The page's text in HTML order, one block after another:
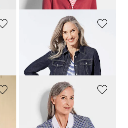
Veste en jean aux détails sport
169,00 CHF279,00 CHF
Veste avec motif, aspect carreaux
139,00 CHF259,00 CHF